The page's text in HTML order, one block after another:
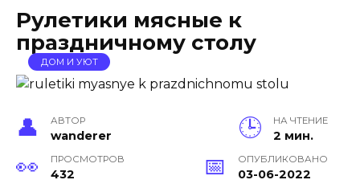
Рулетики мясные к
праздничному столу
ДОМ И УЮТ
АВТОР
wanderer
НА ЧТЕНИЕ
2 мин.
ПРОСМОТРОВ
432
ОПУБЛИКОВАНО
03-06-2022